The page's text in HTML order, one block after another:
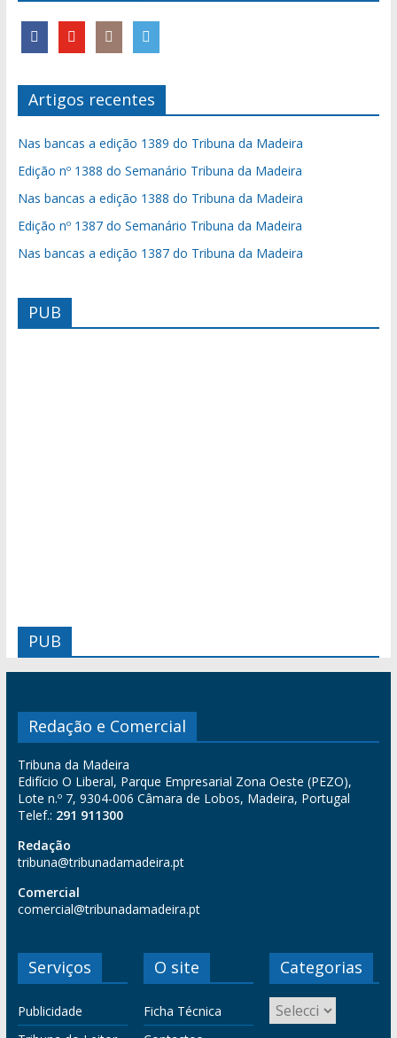
Artigos recentes
Nas bancas a edição 1389 do Tribuna da Madeira
Edição nº 1388 do Semanário Tribuna da Madeira
Nas bancas a edição 1388 do Tribuna da Madeira
Edição nº 1387 do Semanário Tribuna da Madeira
Nas bancas a edição 1387 do Tribuna da Madeira
PUB
PUB
Redação e Comercial
Tribuna da Madeira
Edifício O Liberal, Parque Empresarial Zona Oeste (PEZO),
Lote n.º 7, 9304-006 Câmara de Lobos, Madeira, Portugal
Telef.: 291 911300
Redação
tribuna@tribunadamadeira.pt
Comercial
comercial@tribunadamadeira.pt
Serviços
Publicidade
O site
Ficha Técnica
Categorias